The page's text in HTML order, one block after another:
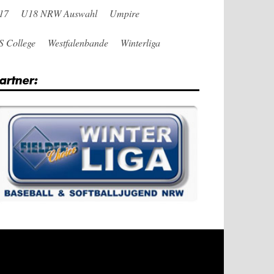
U18 NRW Auswahl Umpire
College Westfalenbande Winterliga